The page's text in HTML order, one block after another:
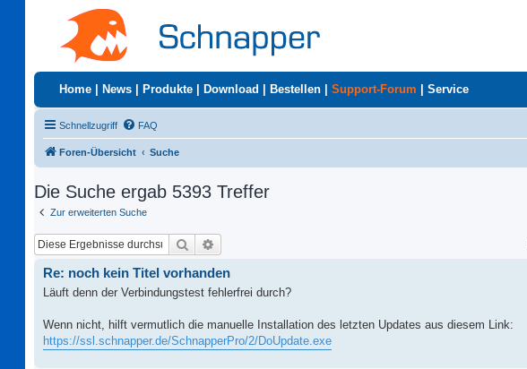
Home News Produkte Download Bestellen Support-Forum Service
Schnellzugriff FAQ
Foren-Übersicht Suche
Die Suche ergab 5393 Treffer
Zur erweiterten Suche
Suche
Re: noch kein Titel vorhanden
Läuft denn der Verbindungstest fehlerfrei durch?
Wenn nicht, hilft vermutlich die manuelle Installation des letzten Updates aus diesem Link:
https://ssl.schnapper.de/SchnapperPro/2/DoUpdate.exe